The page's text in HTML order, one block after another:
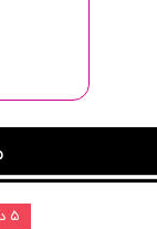
۵ درصد